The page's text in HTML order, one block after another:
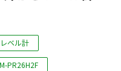
ベル計
PR26H2F